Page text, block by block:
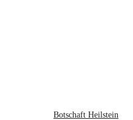
Botschaft Heilstein